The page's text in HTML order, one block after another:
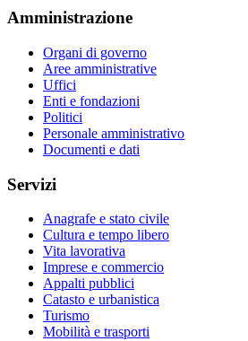
Amministrazione
Organi di governo
Aree amministrative
Uffici
Enti e fondazioni
Politici
Personale amministrativo
Documenti e dati
Servizi
Anagrafe e stato civile
Cultura e tempo libero
Vita lavorativa
Imprese e commercio
Appalti pubblici
Catasto e urbanistica
Turismo
Mobilità e trasporti